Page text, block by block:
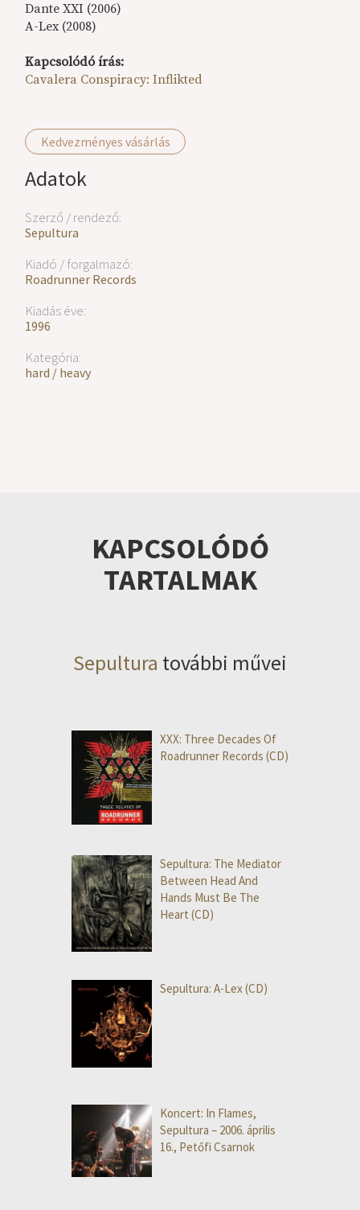
Kedvezményes vásárlás
Adatok
Szerző / rendező:
Sepultura
Kiadó / forgalmazó:
Roadrunner Records
Kiadás éve:
1996
Kategória:
hard / heavy
Dante XXI (2006)
A-Lex (2008)
Kapcsolódó írás:
Cavalera Conspiracy: Inflikted
KAPCSOLÓDÓ
TARTALMAK
Sepultura további művei
XXX: Three Decades Of
Roadrunner Records (CD)
Sepultura: The Mediator
Between Head And
Hands Must Be The
Heart (CD)
Sepultura: A-Lex (CD)
Koncert: In Flames,
Sepultura – 2006. április
16., Petőfi Csarnok